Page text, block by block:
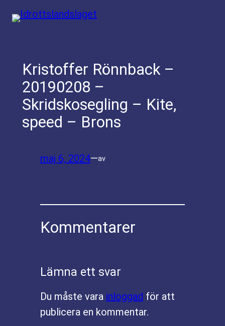
Hoppa
Kristoffer Rönnback –
20190208 –
Skridskosegling – Kite,
speed – Brons
maj 6, 2024—av
Kommentarer
Lämna ett svar
Du måste vara inloggad för att
publicera en kommentar.